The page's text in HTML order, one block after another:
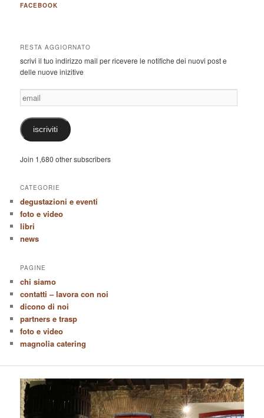
FACEBOOK
RESTA AGGIORNATO
scrivi il tuo indirizzo mail per ricevere le notifiche dei nuovi post e
delle nuove inizitive
email
iscriviti
Join 1,680 other subscribers
CATEGORIE
degustazioni e eventi
foto e video
libri
news
PAGINE
chi siamo
contatti – lavora con noi
dicono di noi
partners e trasp
foto e video
magnolia catering